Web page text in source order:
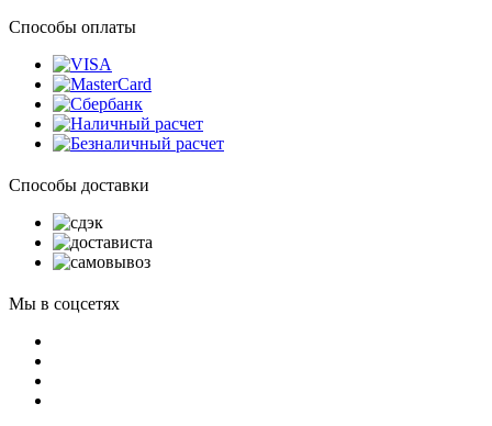
Способы оплаты
Способы доставки
Мы в соцсетях